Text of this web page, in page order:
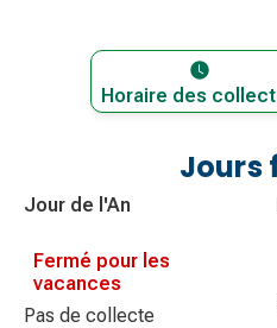
Horaire des
Jours
Jour de l'An
Fermé pour les
vacances
Pas de collecte